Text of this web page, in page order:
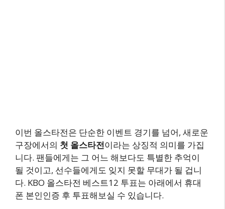
이번 올스타전은 단순한 이벤트 경기를 넘어, 새로운
구장에서의 첫 올스타전이라는 상징적 의미를 가집
니다. 팬들에게는 그 어느 해보다도 특별한 추억이
될 것이고, 선수들에게도 잊지 못할 무대가 될 겁니
다. KBO 올스타전 베스트12 투표는 아래에서 휴대
폰 본인인증 후 투표해보실 수 있습니다.